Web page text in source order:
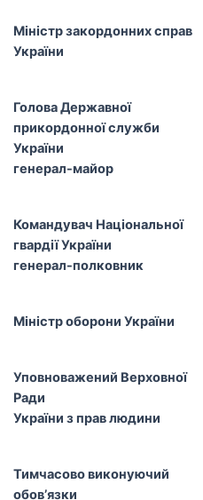
Міністр закордонних справ
України
Голова Державної
прикордонної служби
України
генерал-майор
Командувач Національної
гвардії України
генерал-полковник
Міністр оборони України
Уповноважений Верховної
Ради
України з прав людини
Тимчасово виконуючий
обов’язки